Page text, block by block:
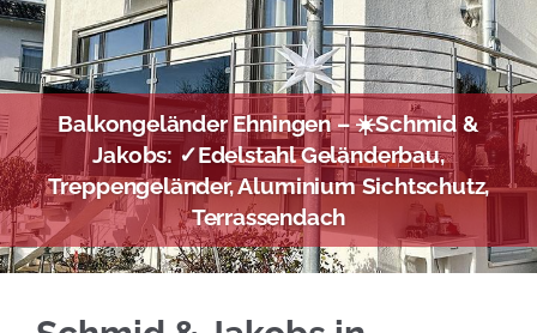
Balkongeländer Ehningen – ☀️Schmid &
Jakobs: ✓Edelstahl Geländerbau,
Treppengeländer, Aluminium Sichtschutz,
Terrassendach